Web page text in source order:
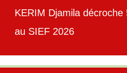
KERIM Djamila décroche
au SIEF 2026